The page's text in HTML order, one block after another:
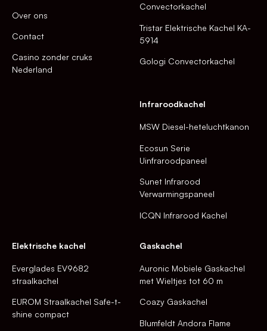
Over ons
Contact
Casino zonder cruks
Nederland
Convectorkachel
Tristar Elektrische Kachel KA-
5914
Gologi Convectorkachel
Infraroodkachel
MSW Diesel-heteluchtkanon
Ecosun Serie
Uinfraroodpaneel
Sunet Infrarood
Verwarmingspaneel
ICQN Infrarood Kachel
Elektrische kachel
Everglades EV9682
straalkachel
EUROM Straalkachel Safe-t-
shine compact
Gaskachel
Auronic Mobiele Gaskachel
met Wieltjes tot 60 m
Coazy Gaskachel
Blumfeldt Andora Flame